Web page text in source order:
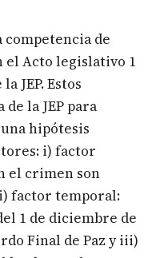
competencia de
el Acto legislativo 1
JEP. Estos
la JEP para
hipótesis
i) factor
el crimen son
factor temporal:
1 de diciembre de
Final de Paz y iii)